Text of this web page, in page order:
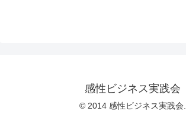
感性ビジネス実践会
© 2014 感性ビジネス実践会.